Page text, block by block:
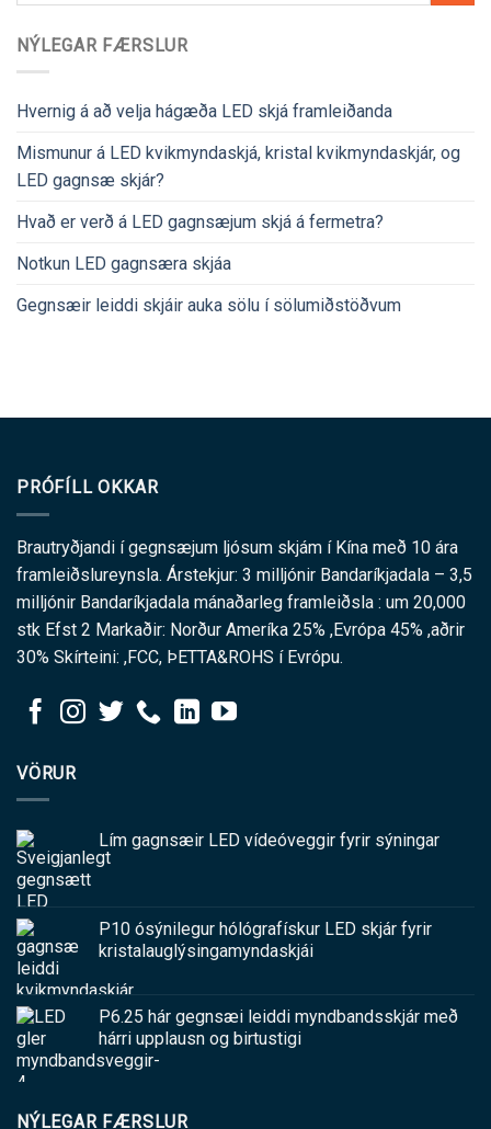
NÝLEGAR FÆRSLUR
Hvernig á að velja hágæða LED skjá framleiðanda
Mismunur á LED kvikmyndaskjá, kristal kvikmyndaskjár, og
LED gagnsæ skjár?
Hvað er verð á LED gagnsæjum skjá á fermetra?
Notkun LED gagnsæra skjáa
Gegnsæir leiddi skjáir auka sölu í sölumiðstöðvum
PRÓFÍLL OKKAR
Brautryðjandi í gegnsæjum ljósum skjám í Kína með 10 ára
framleiðslureynsla. Árstekjur: 3 milljónir Bandaríkjadala – 3,5
milljónir Bandaríkjadala mánaðarleg framleiðsla : um 20,000
stk Efst 2 Markaðir: Norður Ameríka 25% ,Evrópa 45% ,aðrir
30% Skírteini: ,FCC, ÞETTA&ROHS í Evrópu.
VÖRUR
Lím gagnsæir LED vídeóveggir fyrir sýningar
P10 ósýnilegur hólógrafískur LED skjár fyrir
kristalauglýsingamyndaskjái
P6.25 hár gegnsæi leiddi myndbandsskjár með
hárri upplausn og birtustigi
NÝLEGAR FÆRSLUR